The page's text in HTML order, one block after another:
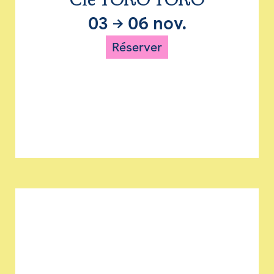
03 → 06 nov.
Réserver